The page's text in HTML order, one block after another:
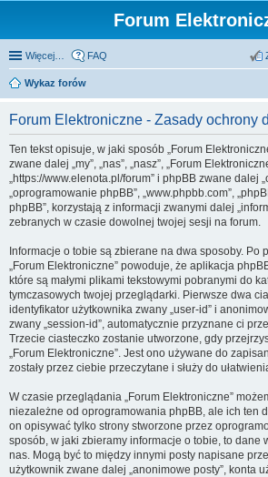
Forum
Więcej… FAQ
Wykaz forów
Forum Elektroniczne - Zasady ochrony
Ten tekst opisuje, w jaki sposób „Forum
zwane dalej „my”, „nas”, „nasz”, „Forum
„https://www.elenota.pl/forum” i phpBB zwane dalej
„oprogramowanie phpBB”, „www.phpbb.com”,
phpBB”, korzystają z informacji zwanymi dalej
zebranych w czasie dowolnej twojej sesji na forum.
Informacje o tobie są zbierane na dwa sposoby. Po
„Forum Elektroniczne” powoduje, że aplikacja
które są małymi plikami tekstowymi pobranymi do
tymczasowych twojej przeglądarki. Pierwsze dwa
identyfikator użytkownika zwany „user-id” i
zwany „session-id”, automatycznie przyznane ci
Trzecie ciasteczko zostanie utworzone, gdy
„Forum Elektroniczne”. Jest ono używane do
zostały przez ciebie przeczytane i służy do
W czasie przeglądania „Forum Elektroniczne”
niezależne od oprogramowania phpBB, ale ich ten
on opisywać tylko strony stworzone przez
sposób, w jaki zbieramy informacje o tobie, to dane
nas. Mogą być to między innymi posty napisane
użytkownik zwane dalej „anonimowe posty”, konta